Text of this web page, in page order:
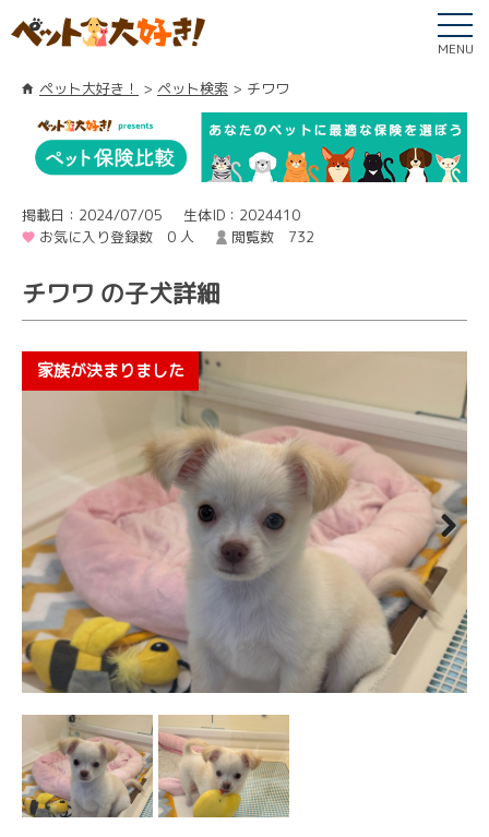
MENU
ペット大好き！ ペット検索 チワワ
掲載日：2024/07/05
生体ID：2024410
お気に入り登録数 0 人
閲覧数 732
チワワ の子犬詳細
Next